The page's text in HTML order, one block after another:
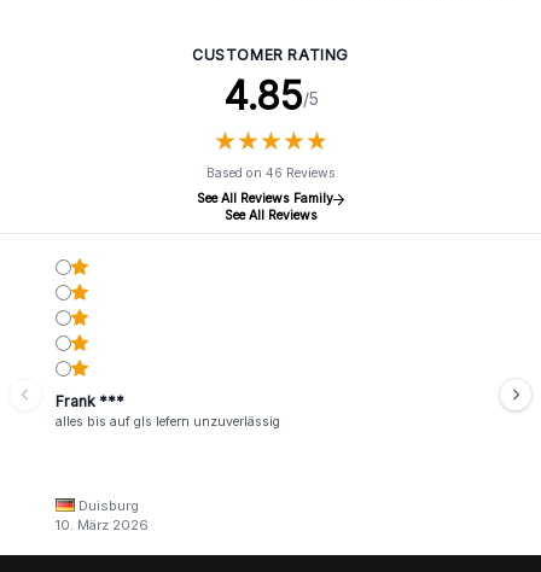
CUSTOMER RATING
4.85/5
★★★★★
★★★★★
Based on 46 Reviews
See All Reviews Family
See All Reviews
Frank ***
alles bis auf gls lefern unzuverlässig
Duisburg
10. März 2026